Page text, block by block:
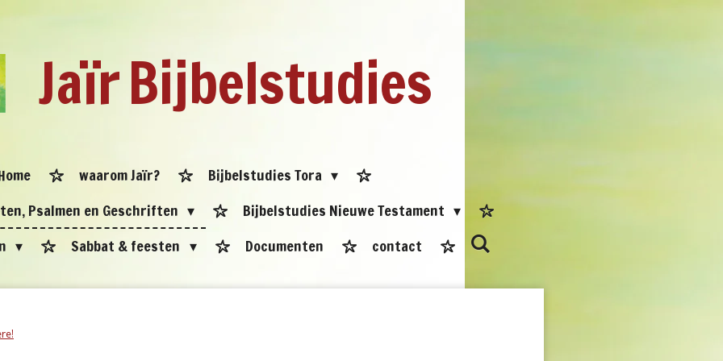
JaïrBijbelstudies
waarom Jaïr?
Bijbelstudies Tora
Psalmen en Geschriften
Bijbelstudies Nieuwe Testament
Sabbat & feesten Documenten contact